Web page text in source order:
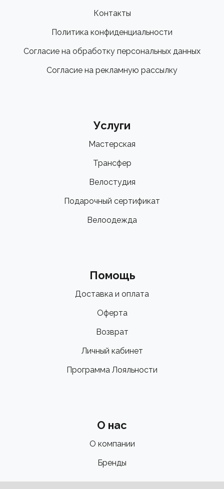
Контакты
Политика конфиденциальности
Согласие на обработку персональных данных
Согласие на рекламную рассылку
Услуги
Мастерская
Трансфер
Велостудия
Подарочный сертификат
Велоодежда
Помощь
Доставка и оплата
Оферта
Возврат
Личный кабинет
Программа Лояльности
О нас
О компании
Бренды